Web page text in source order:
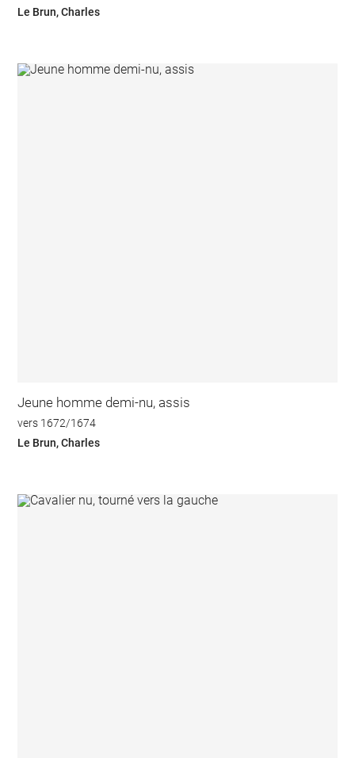
Le Brun, Charles
Jeune homme demi-nu, assis
vers 1672/1674
Le Brun, Charles